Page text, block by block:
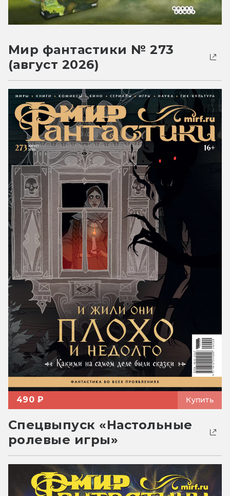
Мир фантастики № 273
(август 2026)
490 ₽ Купить
Спецвыпуск «Настольные
ролевые игры»